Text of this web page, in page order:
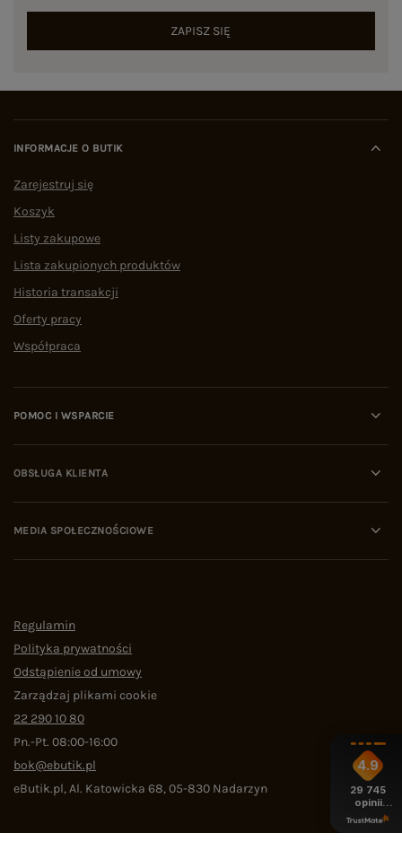
ZAPISZ SIĘ
INFORMACJE O BUTIK
Zarejestruj się
Koszyk
Listy zakupowe
Lista zakupionych produktów
Historia transakcji
Oferty pracy
Współpraca
POMOC I WSPARCIE
OBSŁUGA KLIENTA
MEDIA SPOŁECZNOŚCIOWE
Regulamin
Polityka prywatności
Odstąpienie od umowy
Zarządzaj plikami cookie
22 290 10 80
Pn.-Pt. 08:00-16:00
bok@ebutik.pl
eButik.pl,Al. Katowicka 68,05-830 Nadarzyn
4.9
29 745
opinii
z całego